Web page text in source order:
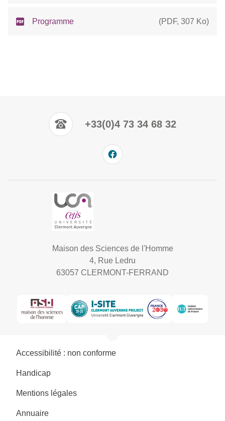
Programme (PDF, 307 Ko)
+33(0)4 73 34 68 32
Maison des Sciences de l'Homme
4, Rue Ledru
63057 CLERMONT-FERRAND
Accessibilité : non conforme
Handicap
Mentions légales
Annuaire